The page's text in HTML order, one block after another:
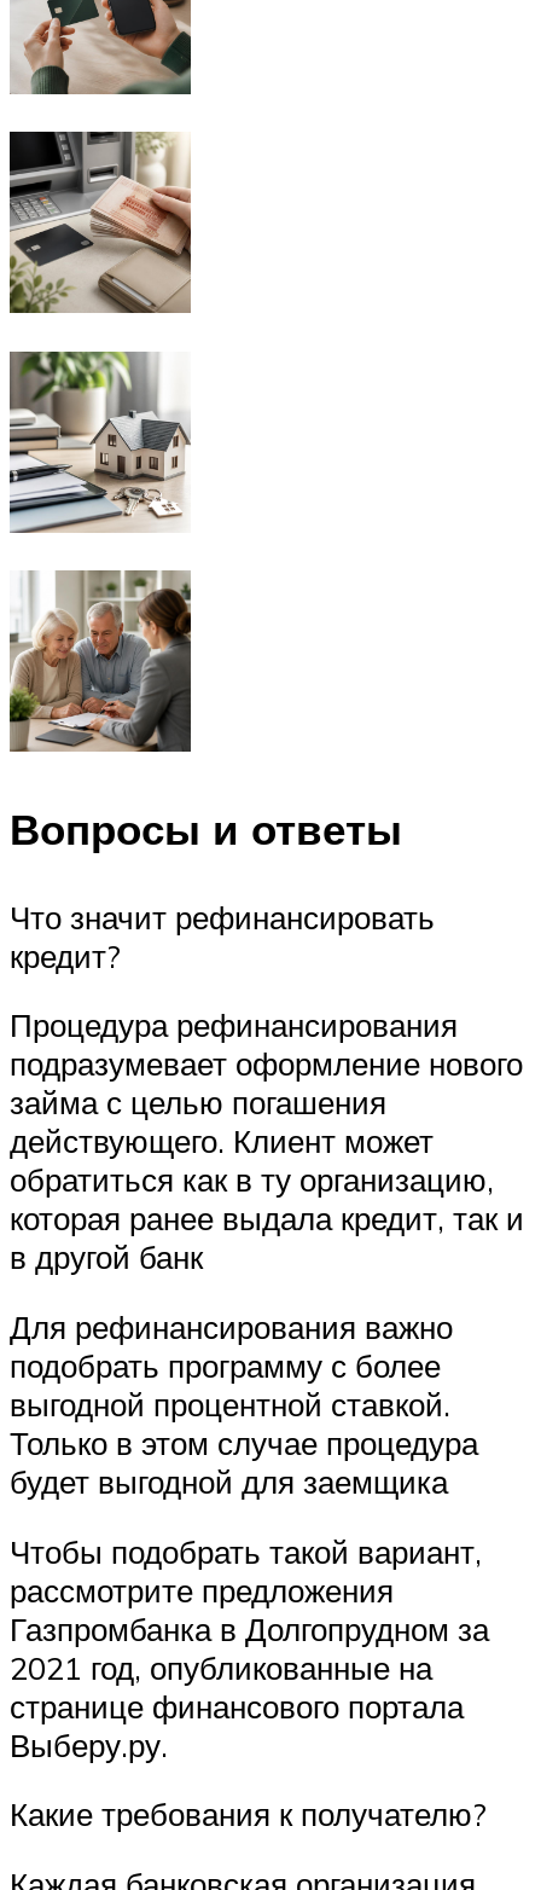
Вопросы и ответы
Что значит рефинансировать
кредит?
Процедура рефинансирования
подразумевает оформление нового
займа с целью погашения
действующего. Клиент может
обратиться как в ту организацию,
которая ранее выдала кредит, так и
в другой банк
Для рефинансирования важно
подобрать программу с более
выгодной процентной ставкой.
Только в этом случае процедура
будет выгодной для заемщика
Чтобы подобрать такой вариант,
рассмотрите предложения
Газпромбанка в Долгопрудном за
2021 год, опубликованные на
странице финансового портала
Выберу.ру.
Какие требования к получателю?